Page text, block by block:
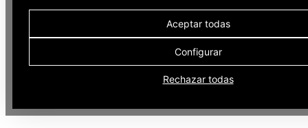
Aceptar todas
Configurar
Rechazar todas